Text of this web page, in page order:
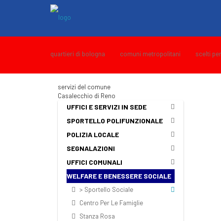
quartieri di bologna comuni metropolitani scelti
servizi del comune
Casalecchio di Reno
UFFICI E SERVIZI IN SEDE
SPORTELLO POLIFUNZIONALE
POLIZIA LOCALE
SEGNALAZIONI
UFFICI COMUNALI
WELFARE E BENESSERE SOCIALE
> Sportello Sociale
Centro Per Le Famiglie
Stanza Rosa